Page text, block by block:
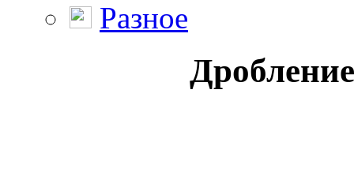
Разное